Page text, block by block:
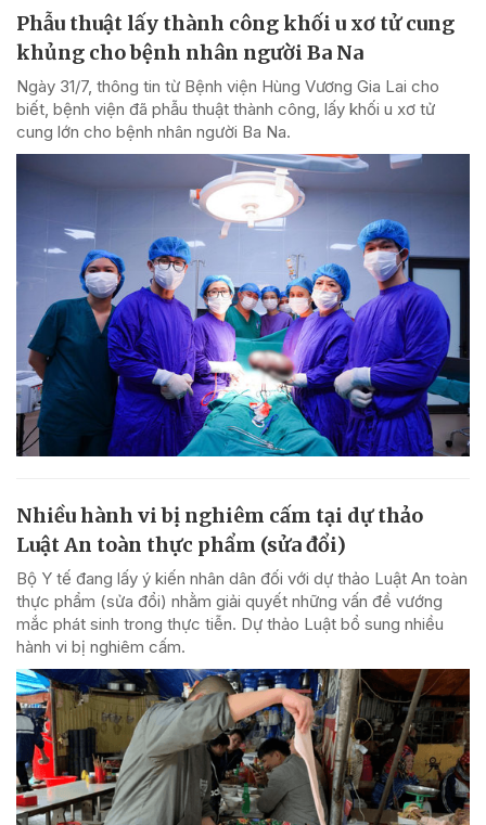
Phẫu thuật lấy thành công khối u xơ tử cung
khủng cho bệnh nhân người Ba Na
Ngày 31/7, thông tin từ Bệnh viện Hùng Vương Gia Lai cho
biết, bệnh viện đã phẫu thuật thành công, lấy khối u xơ tử
cung lớn cho bệnh nhân người Ba Na.
Nhiều hành vi bị nghiêm cấm tại dự thảo
Luật An toàn thực phẩm (sửa đổi)
Bộ Y tế đang lấy ý kiến nhân dân đối với dự thảo Luật An toàn
thực phẩm (sửa đổi) nhằm giải quyết những vấn đề vướng
mắc phát sinh trong thực tiễn. Dự thảo Luật bổ sung nhiều
hành vi bị nghiêm cấm.